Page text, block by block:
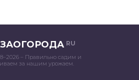
RU
– Правильно садим и
за нашим урожаем.